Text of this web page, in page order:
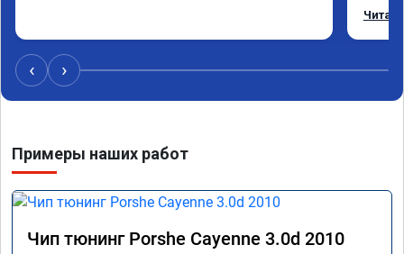
‹ ›
Примеры наших работ
Чип тюнинг Porshe Cayenne 3.0d 2010